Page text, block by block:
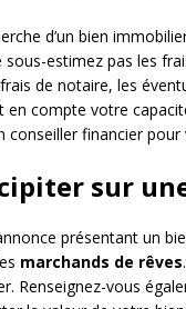
d’un bien
sous-estimez pas les
de notaire, les
compte votre
conseiller financier
sur
présentant un
marchands de rêves
Renseignez-vous